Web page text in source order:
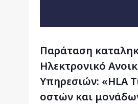
Παράταση
Ηλεκτρονικό
Υπηρεσιών: «ΗLΑ
οστών και